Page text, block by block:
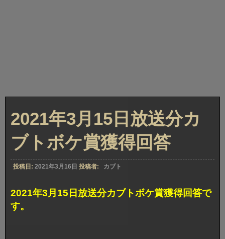
2021年3月15日放送分カ
ブトボケ賞獲得回答
投稿日: 2021年3月16日 投稿者: カブト
2021年3月15日放送分カブトボケ賞獲得回答で
す。